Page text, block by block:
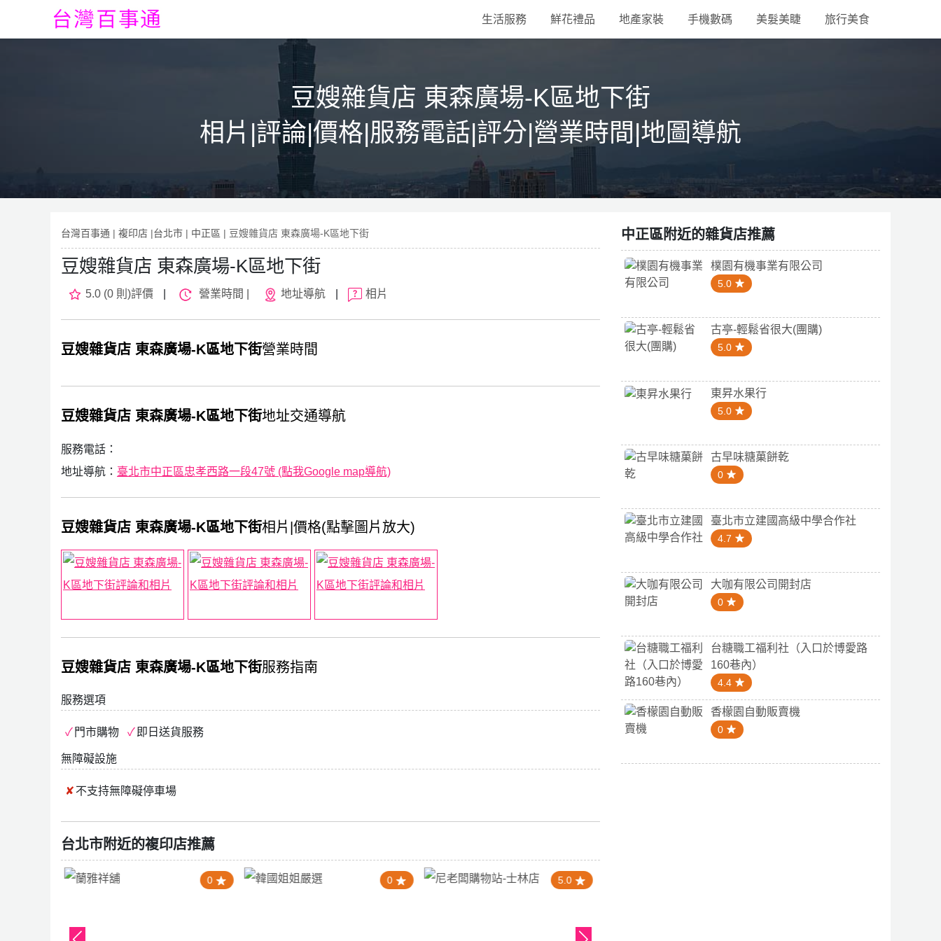
生活服務 鮮花禮品 地產家裝 手機數碼 美髮美睫 旅行美食
豆嫂雜貨店 東森廣場-K區地下街
相片|評論|價格|服務電話|評分|營業時間|地圖導航
台灣百事通 | 複印店 |台北市 | 中正區 | 豆嫂雜貨店 東森廣場-K區地下街
豆嫂雜貨店 東森廣場-K區地下街
5.0 (0 則)評價 營業時間 | 地址導航 相片
豆嫂雜貨店 東森廣場-K區地下街營業時間
豆嫂雜貨店 東森廣場-K區地下街地址交通導航
服務電話：
地址導航： 臺北市中正區忠孝西路一段47號 (點我Google map導航)
豆嫂雜貨店 東森廣場-K區地下街相片|價格(點擊圖片放大)
豆嫂雜貨店 東森廣場-K區地下街服務指南
服務選項
門市購物 即日送貨服務
無障礙設施
不支持無障礙停車場
台北市附近的複印店推薦
0 0 5.0
中正區附近的雜貨店推薦
樸園有機事業有限公司
5.0
古亭-輕鬆省很大(團購)
5.0
東昇水果行
5.0
古早味糖菓餅乾
0
臺北市立建國高級中學合作社
4.7
大咖有限公司開封店
0
台糖職工福利社（入口於博愛路
160巷內）
4.4
香檬園自動販賣機
0